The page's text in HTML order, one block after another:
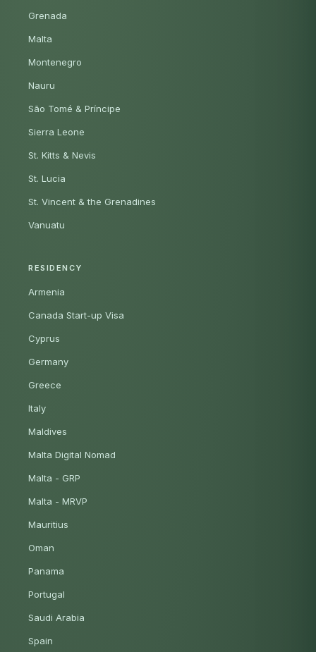
Grenada
Malta
Montenegro
Nauru
São Tomé & Príncipe
Sierra Leone
St. Kitts & Nevis
St. Lucia
St. Vincent & the Grenadines
Vanuatu
RESIDENCY
Armenia
Canada Start-up Visa
Cyprus
Germany
Greece
Italy
Maldives
Malta Digital Nomad
Malta - GRP
Malta - MRVP
Mauritius
Oman
Panama
Portugal
Saudi Arabia
Spain